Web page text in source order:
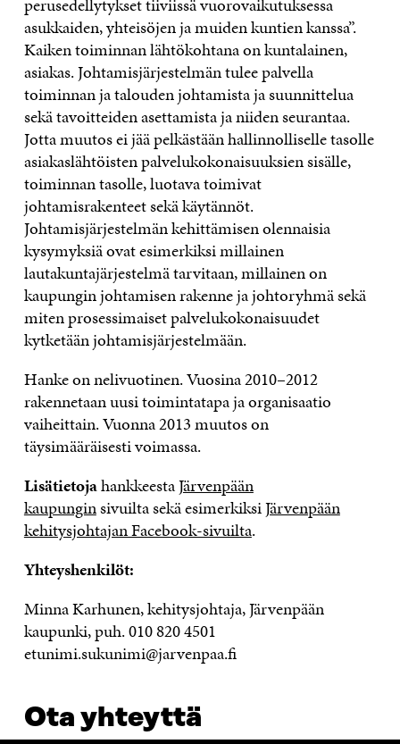
perusedellytykset tiiviissä vuorovaikutuksessa
asukkaiden, yhteisöjen ja muiden kuntien kanssa”.
Kaiken toiminnan lähtökohtana on kuntalainen,
asiakas. Johtamisjärjestelmän tulee palvella
toiminnan ja talouden johtamista ja suunnittelua
sekä tavoitteiden asettamista ja niiden seurantaa.
Jotta muutos ei jää pelkästään hallinnolliselle tasolle
asiakaslähtöisten palvelukokonaisuuksien sisälle,
toiminnan tasolle, luotava toimivat
johtamisrakenteet sekä käytännöt.
Johtamisjärjestelmän kehittämisen olennaisia
kysymyksiä ovat esimerkiksi millainen
lautakuntajärjestelmä tarvitaan, millainen on
kaupungin johtamisen rakenne ja johtoryhmä sekä
miten prosessimaiset palvelukokonaisuudet
kytketään johtamisjärjestelmään.
Hanke on nelivuotinen. Vuosina 2010–2012
rakennetaan uusi toimintatapa ja organisaatio
vaiheittain. Vuonna 2013 muutos on
täysimääräisesti voimassa.
LisätietojahankkeestaJärvenpään
kaupunginsivuilta sekä esimerkiksiJärvenpään
kehitysjohtajan Facebook-sivuilta.
Yhteyshenkilöt:
Minna Karhunen, kehitysjohtaja, Järvenpään
kaupunki, puh. 010 820 4501
etunimi.sukunimi@jarvenpaa.fi
Ota yhteyttä